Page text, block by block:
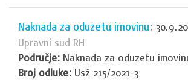
Naknada za oduzetu imovinu;
Upravni sud RH
Područje: Naknada za oduzetu
Broj odluke: Usž 215/2021-3